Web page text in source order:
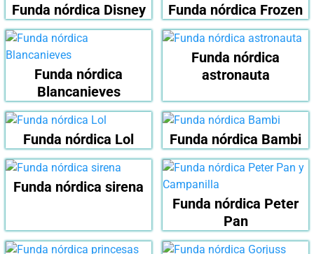
Funda nórdica Disney Funda nórdica Frozen
Funda nórdica
Blancanieves
Funda nórdica
astronauta
Funda nórdica Lol Funda nórdica Bambi
Funda nórdica sirena
Funda nórdica Peter
Pan